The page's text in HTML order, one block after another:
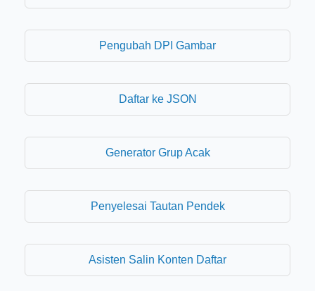
Pengubah DPI Gambar
Daftar ke JSON
Generator Grup Acak
Penyelesai Tautan Pendek
Asisten Salin Konten Daftar